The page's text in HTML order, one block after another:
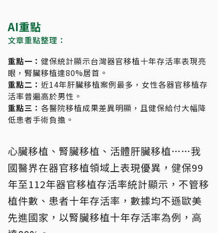
AI重點
文章重點整理：
重點一： 健保統計顯示台灣器官移植十年存活率表現亮
眼，腎臟移植達80%居首。
重點二： 近14年肝臟移植案例最多，女性各器官移植存
活率普遍高於男性。
重點三： 各醫院移植成果差異明顯，且健保給付大幅降
低患者手術負擔。
心臟移植、腎臟移植、活體肝臟移植……我
國醫界在器官移植領域上表現優異，健保99
年至112年器官移植存活率統計顯示，不管移
植件數、患者十年存活率，數據均不遜歐美
先進國家，以腎臟移植十年存活率為例，高